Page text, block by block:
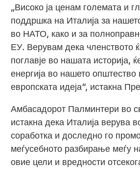
„Високо ја ценам големата и
поддршка на Италија за
во НАТО, како и за
ЕУ. Верувам дека членството
поглавје во нашата историја,
енергија во нашето општество
европската идеја“, истакна
Амбасадорот Палминтери во
истакна дека Италија верува
соработка и доследно го
меѓусебното разбирање меѓу
овие цели и вредности